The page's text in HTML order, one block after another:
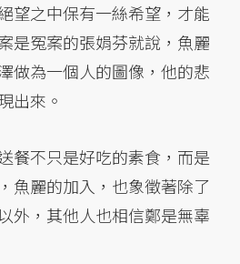
望之中保有一絲希望，才能
是冤案的張娟芬就說，魚麗
做為一個人的圖像，他的悲
出來。
餐不只是好吃的素食，而是
魚麗的加入，也象徵著除了
外，其他人也相信鄭是無辜